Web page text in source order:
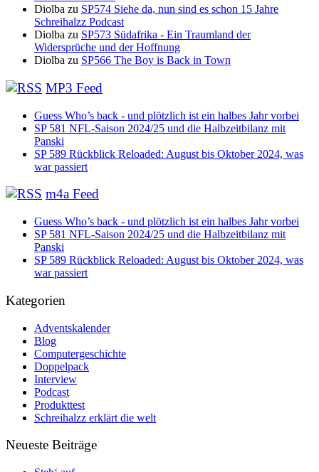
Diolba zu SP574 Siehe da, nun sind es schon 15 Jahre
Schreihalzz Podcast
Diolba zu SP573 Südafrika - Ein Traumland der
Widersprüche und der Hoffnung
Diolba zu SP566 The Boy is Back in Town
MP3 Feed
Guess Who’s back - und plötzlich ist ein halbes Jahr vorbei
SP 581 NFL-Saison 2024/25 und die Halbzeitbilanz mit
Panski
SP 589 Rückblick Reloaded: August bis Oktober 2024, was
war passiert
m4a Feed
Guess Who’s back - und plötzlich ist ein halbes Jahr vorbei
SP 581 NFL-Saison 2024/25 und die Halbzeitbilanz mit
Panski
SP 589 Rückblick Reloaded: August bis Oktober 2024, was
war passiert
Kategorien
Adventskalender
Blog
Computergeschichte
Doppelpack
Interview
Podcast
Produkttest
Schreihalzz erklärt die welt
Neueste Beiträge